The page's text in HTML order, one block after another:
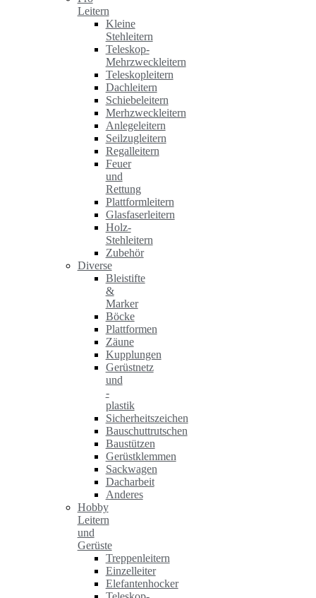
Leitern
Kleine
Stehleitern
Teleskop-
Mehrzweckleitern
Teleskopleitern
Dachleitern
Schiebeleitern
Merhzweckleitern
Anlegeleitern
Seilzugleitern
Regalleitern
Feuer
und
Rettung
Plattformleitern
Glasfaserleitern
Holz-
Stehleitern
Zubehör
Diverse
Bleistifte
&
Marker
Böcke
Plattformen
Zäune
Kupplungen
Gerüstnetz
und
-
plastik
Sicherheitszeichen
Bauschuttrutschen
Baustützen
Gerüstklemmen
Sackwagen
Dacharbeit
Anderes
Hobby
Leitern
und
Gerüste
Treppenleitern
Einzelleiter
Elefantenhocker